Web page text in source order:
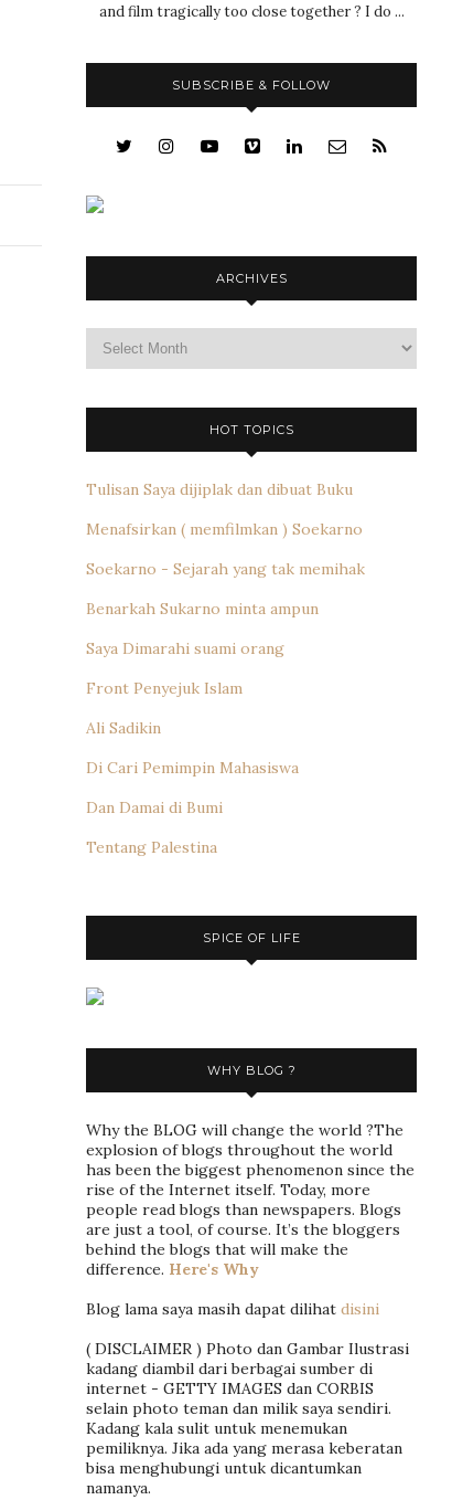
and film tragically too close together ? I do ...
SUBSCRIBE & FOLLOW
ARCHIVES
HOT TOPICS
Tulisan Saya dijiplak dan dibuat Buku
Menafsirkan ( memfilmkan ) Soekarno
Soekarno - Sejarah yang tak memihak
Benarkah Sukarno minta ampun
Saya Dimarahi suami orang
Front Penyejuk Islam
Ali Sadikin
Di Cari Pemimpin Mahasiswa
Dan Damai di Bumi
Tentang Palestina
SPICE OF LIFE
WHY BLOG ?
Why the BLOG will change the world ?The
explosion of blogs throughout the world
has been the biggest phenomenon since the
rise of the Internet itself. Today, more
people read blogs than newspapers. Blogs
are just a tool, of course. It’s the bloggers
behind the blogs that will make the
difference. Here's Why
Blog lama saya masih dapat dilihat disini
( DISCLAIMER ) Photo dan Gambar Ilustrasi
kadang diambil dari berbagai sumber di
internet - GETTY IMAGES dan CORBIS
selain photo teman dan milik saya sendiri.
Kadang kala sulit untuk menemukan
pemiliknya. Jika ada yang merasa keberatan
bisa menghubungi untuk dicantumkan
namanya.